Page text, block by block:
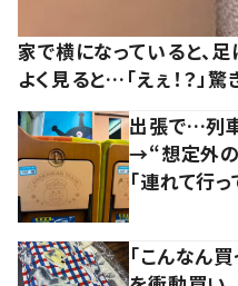
家で横になっていると、
よく見ると…「えぇ！？」
出張で…列
→“想定外の
「連れて行
「こんなん